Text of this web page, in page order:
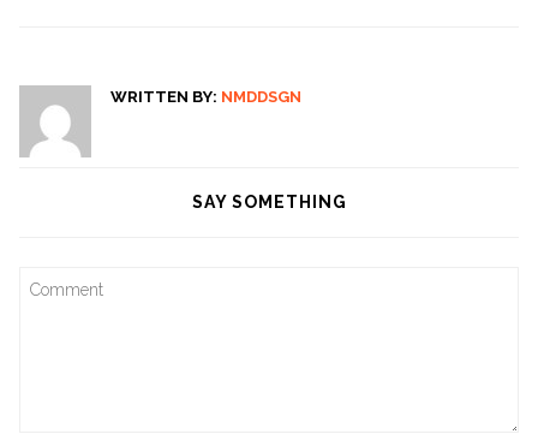
WRITTEN BY: NMDDSGN
SAY SOMETHING